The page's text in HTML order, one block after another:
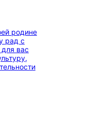
родине
рад с
вас